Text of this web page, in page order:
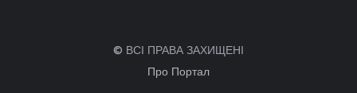
© ВСІ ПРАВА ЗАХИЩЕНІ
Про Портал